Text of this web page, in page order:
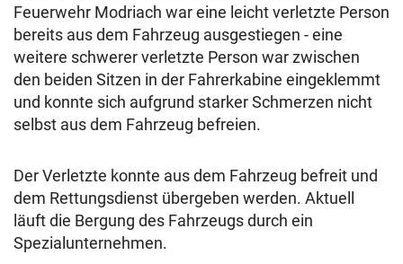
Feuerwehr Modriach war eine leicht verletzte Person
bereits aus dem Fahrzeug ausgestiegen - eine
weitere schwerer verletzte Person war zwischen
den beiden Sitzen in der Fahrerkabine eingeklemmt
und konnte sich aufgrund starker Schmerzen nicht
selbst aus dem Fahrzeug befreien.
Der Verletzte konnte aus dem Fahrzeug befreit und
dem Rettungsdienst übergeben werden. Aktuell
läuft die Bergung des Fahrzeugs durch ein
Spezialunternehmen.